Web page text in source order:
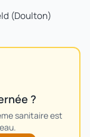
(Doulton)
?
sanitaire est